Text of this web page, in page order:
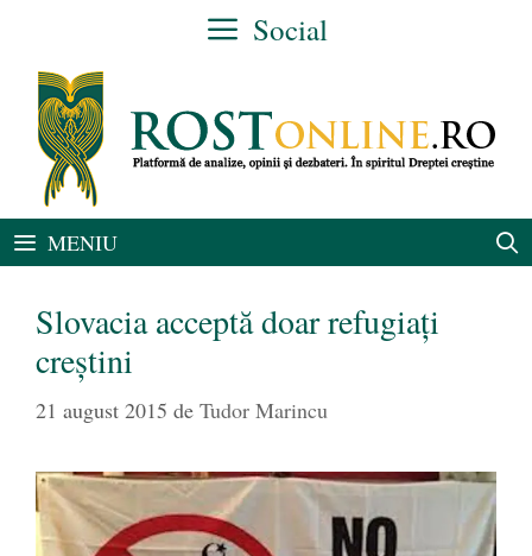
conținut
Social
MENIU
Slovacia acceptă doar refugiați
creștini
21 august 2015 de Tudor Marincu